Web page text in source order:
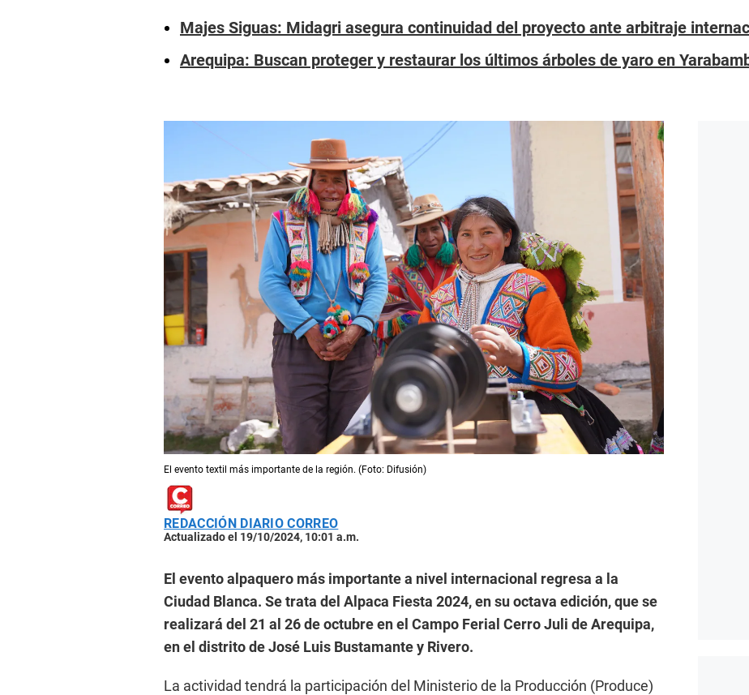
Majes Siguas: Midagri asegura continuidad del proyecto ante arbitraje
Arequipa: Buscan proteger y restaurar los últimos árboles de yaro en
El evento textil más importante de la región. (Foto: Difusión)
REDACCIÓN DIARIO CORREO
Actualizado el 19/10/2024, 10:01 a.m.
El evento alpaquero más importante a nivel internacional regresa a la
Ciudad Blanca. Se trata del Alpaca Fiesta 2024, en su octava edición, que se
realizará del 21 al 26 de octubre en el Campo Ferial Cerro Juli de Arequipa,
en el distrito de José Luis Bustamante y Rivero.
La actividad tendrá la participación del Ministerio de la Producción (Produce)